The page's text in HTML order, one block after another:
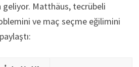
geliyor. Matthäus, tecrübeli
ve maç seçme eğilimini